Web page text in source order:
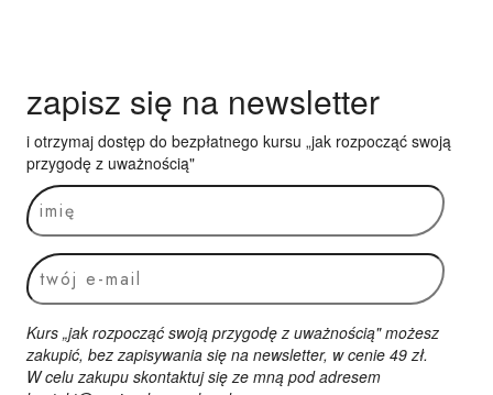
zapisz się na newsletter
i otrzymaj dostęp do bezpłatnego kursu „jak rozpocząć swoją
przygodę z uważnością"
Kurs „jak rozpocząć swoją przygodę z uważnością" możesz
zakupić, bez zapisywania się na newsletter, w cenie 49 zł.
W celu zakupu skontaktuj się ze mną pod adresem